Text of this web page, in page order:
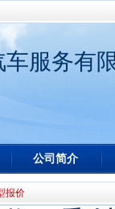
服务有
公司简介
报价